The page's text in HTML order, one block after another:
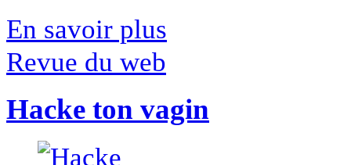
En savoir plus
Revue du web
Hacke ton vagin